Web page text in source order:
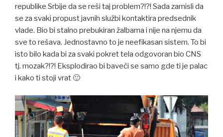
republike Srbije da se reši taj problem?!?! Sada zamisli da
se za svaki propust javnih službi kontaktira predsednik
vlade. Bio bi stalno prebukiran žalbama i nije na njemu da
sve to rešava. Jednostavno to je neefikasan sistem. To bi
isto bilo kada bi za svaki pokret tela odgovoran bio CNS
tj. mozak?!?! Eksplodirao bi baveći se samo gde ti je palac
i kako ti stoji vrat 🙂